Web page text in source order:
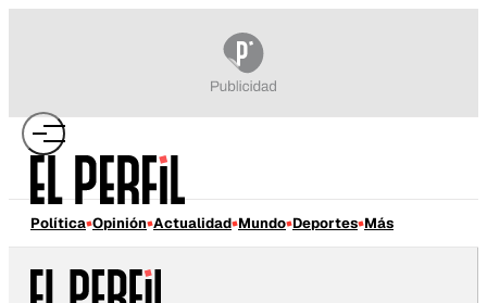
Política Opinión Actualidad Mundo Deportes Más